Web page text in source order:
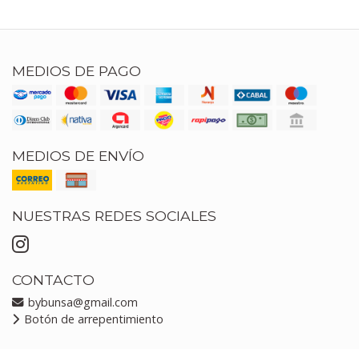
MEDIOS DE PAGO
MEDIOS DE ENVÍO
NUESTRAS REDES SOCIALES
CONTACTO
bybunsa@gmail.com
Botón de arrepentimiento